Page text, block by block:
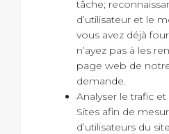
tâche;
d’utilisateur et le
vous avez déjà
n’ayez pas à les
page web de
demande.
Analyser le trafic
Sites afin de
d’utilisateurs du